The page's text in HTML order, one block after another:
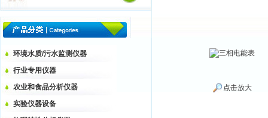
环境水质/污水监测仪器
行业专用仪器
农业和食品分析仪器
实验仪器设备
点击放大